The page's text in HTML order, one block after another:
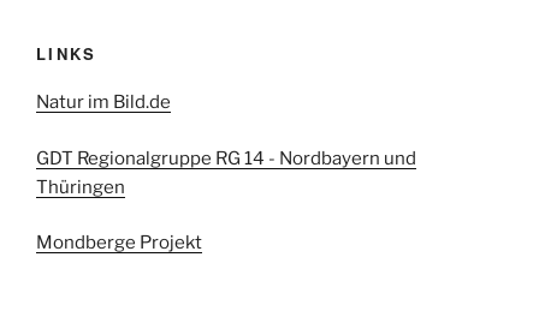
LINKS
Natur im Bild.de
GDT Regionalgruppe RG 14 - Nordbayern und
Thüringen
Mondberge Projekt